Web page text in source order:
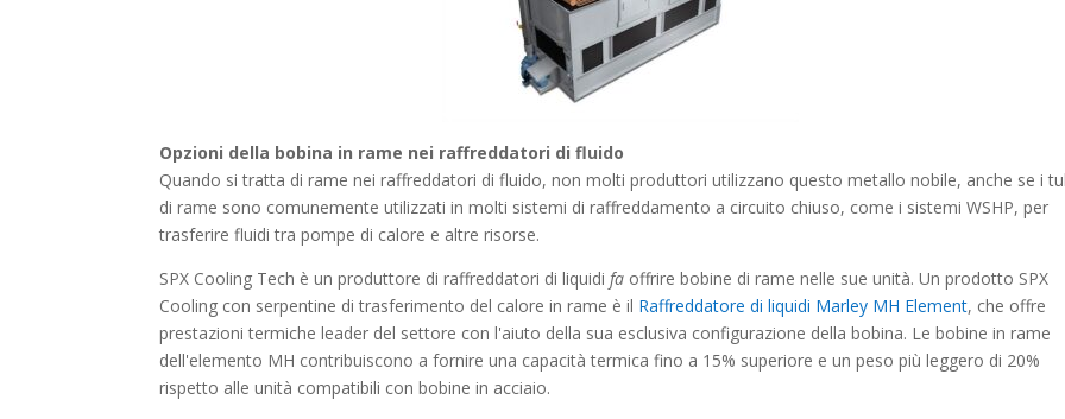
Opzioni della bobina in rame nei raffreddatori di fluido
Quando si tratta di rame nei raffreddatori di fluido, non molti produttori utilizzano questo metallo nobile, anche se i
di rame sono comunemente utilizzati in molti sistemi di raffreddamento a circuito chiuso, come i sistemi WSHP, per
trasferire fluidi tra pompe di calore e altre risorse.
SPX Cooling Tech è un produttore di raffreddatori di liquidifa offrire bobine di rame nelle sue unità. Un prodotto SPX
Cooling con serpentine di trasferimento del calore in rame è il Raffreddatore di liquidi Marley MH Element, che offre
prestazioni termiche leader del settore con l'aiuto della sua esclusiva configurazione della bobina. Le bobine in rame
dell'elemento MH contribuiscono a fornire una capacità termica fino a 15% superiore e un peso più leggero di 20%
rispetto alle unità compatibili con bobine in acciaio.